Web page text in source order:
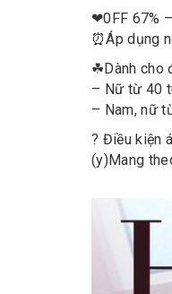
❤0FF 67%
⏰Áp dụng
☘Dành cho
– Nữ từ 40
– Nam, nữ
? Điều kiện
(y)Mang